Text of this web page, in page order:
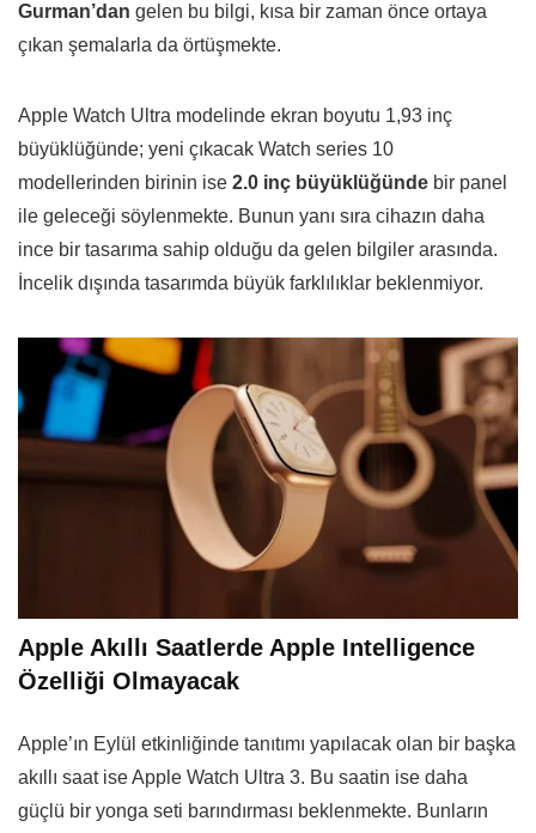
Gurman’dan gelen bu bilgi, kısa bir zaman önce ortaya
çıkan şemalarla da örtüşmekte.
Apple Watch Ultra modelinde ekran boyutu 1,93 inç
büyüklüğünde; yeni çıkacak Watch series 10
modellerinden birinin ise 2.0 inç büyüklüğünde bir panel
ile geleceği söylenmekte. Bunun yanı sıra cihazın daha
ince bir tasarıma sahip olduğu da gelen bilgiler arasında.
İncelik dışında tasarımda büyük farklılıklar beklenmiyor.
Apple Akıllı Saatlerde Apple Intelligence
Özelliği Olmayacak
Apple’ın Eylül etkinliğinde tanıtımı yapılacak olan bir başka
akıllı saat ise Apple Watch Ultra 3. Bu saatin ise daha
güçlü bir yonga seti barındırması beklenmekte. Bunların